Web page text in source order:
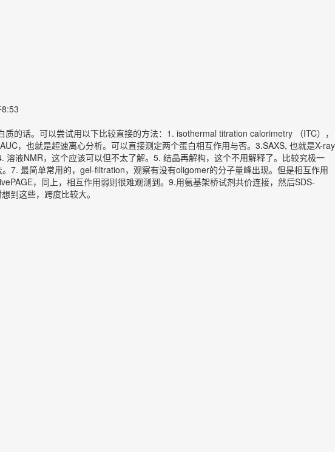
的话。可以尝试用以下比较直接的方法：1. isothermal titration calorimetry （ITC），
，也就是超速离心分析。可以直接测定两个蛋白相互作用与否。3.SAXS, 也就是X-ray
溶液NMR，这个应该可以但不太了解。5. 结晶再解构，这个不用解释了。比较究极一
7. 最简单常用的，gel-filtration，观察有没有oligomer的分子量峰出现。但是相互作用
，同上，相互作用弱则很难观测到。9.用氨基架桥试剂共价连接，然后SDS-
到这些，跨度比较大。